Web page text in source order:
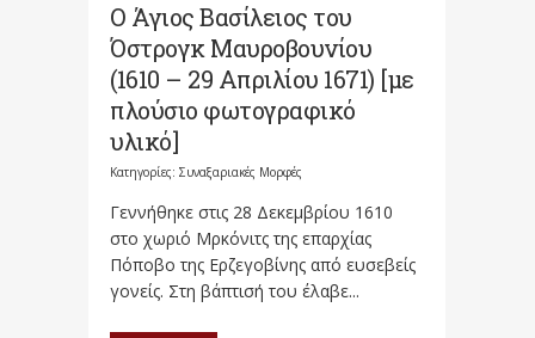
Ο Άγιος Βασίλειος του
Όστρογκ Μαυροβουνίου
(1610 – 29 Απριλίου 1671) [με
πλούσιο φωτογραφικό
υλικό]
Κατηγορίες: Συναξαριακές Μορφές
Γεννήθηκε στις 28 Δεκεμβρίου 1610
στο χωριό Μρκόνιτς της επαρχίας
Πόποβο της Ερζεγοβίνης από ευσεβείς
γονείς. Στη βάπτισή του έλαβε...